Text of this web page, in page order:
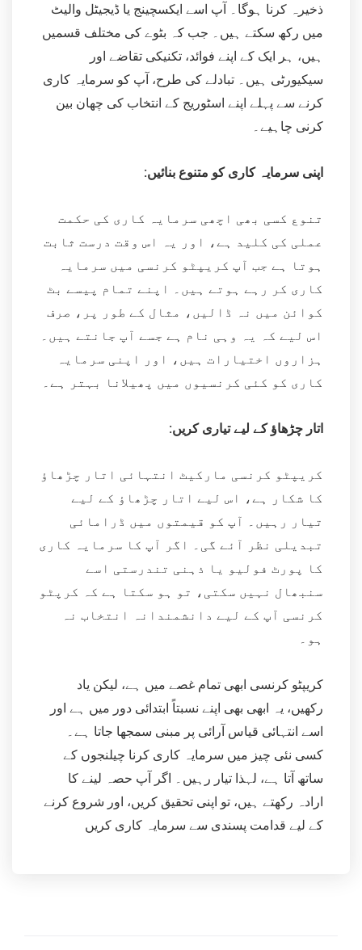
ذخیرہ کرنا ہوگا۔ آپ اسے ایکسچینج یا ڈیجیٹل والیٹ
میں رکھ سکتے ہیں۔ جب کہ بٹوے کی مختلف قسمیں
ہیں، ہر ایک کے اپنے فوائد، تکنیکی تقاضے اور
سیکیورٹی ہیں۔ تبادلے کی طرح، آپ کو سرمایہ کاری
کرنے سے پہلے اپنے اسٹوریج کے انتخاب کی چھان بین
کرنی چاہیے۔
اپنی سرمایہ کاری کو متنوع بنائیں:
تنوع کسی بھی اچھی سرمایہ کاری کی حکمت
عملی کی کلید ہے، اور یہ اس وقت درست ثابت
ہوتا ہے جب آپ کریپٹو کرنسی میں سرمایہ
کاری کر رہے ہوتے ہیں۔ اپنے تمام پیسے بٹ
کوائن میں نہ ڈالیں، مثال کے طور پر، صرف
اس لیے کہ یہ وہی نام ہے جسے آپ جانتے ہیں۔
ہزاروں اختیارات ہیں، اور اپنی سرمایہ
کاری کو کئی کرنسیوں میں پھیلانا بہتر ہے۔
اتار چڑھاؤ کے لیے تیاری کریں:
کریپٹو کرنسی مارکیٹ انتہائی اتار چڑھاؤ
کا شکار ہے، اس لیے اتار چڑھاؤ کے لیے
تیار رہیں۔ آپ کو قیمتوں میں ڈرامائی
تبدیلی نظر آئے گی۔ اگر آپ کا سرمایہ کاری
کا پورٹ فولیو یا ذہنی تندرستی اسے
سنبھال نہیں سکتی، تو ہو سکتا ہے کہ کرپٹو
کرنسی آپ کے لیے دانشمندانہ انتخاب نہ
ہو۔
کریپٹو کرنسی ابھی تمام غصے میں ہے، لیکن یاد
رکھیں، یہ ابھی بھی اپنے نسبتاً ابتدائی دور میں ہے اور
اسے انتہائی قیاس آرائی پر مبنی سمجھا جاتا ہے۔
کسی نئی چیز میں سرمایہ کاری کرنا چیلنجوں کے
ساتھ آتا ہے، لہذا تیار رہیں۔ اگر آپ حصہ لینے کا
ارادہ رکھتے ہیں، تو اپنی تحقیق کریں، اور شروع کرنے
کے لیے قدامت پسندی سے سرمایہ کاری کریں